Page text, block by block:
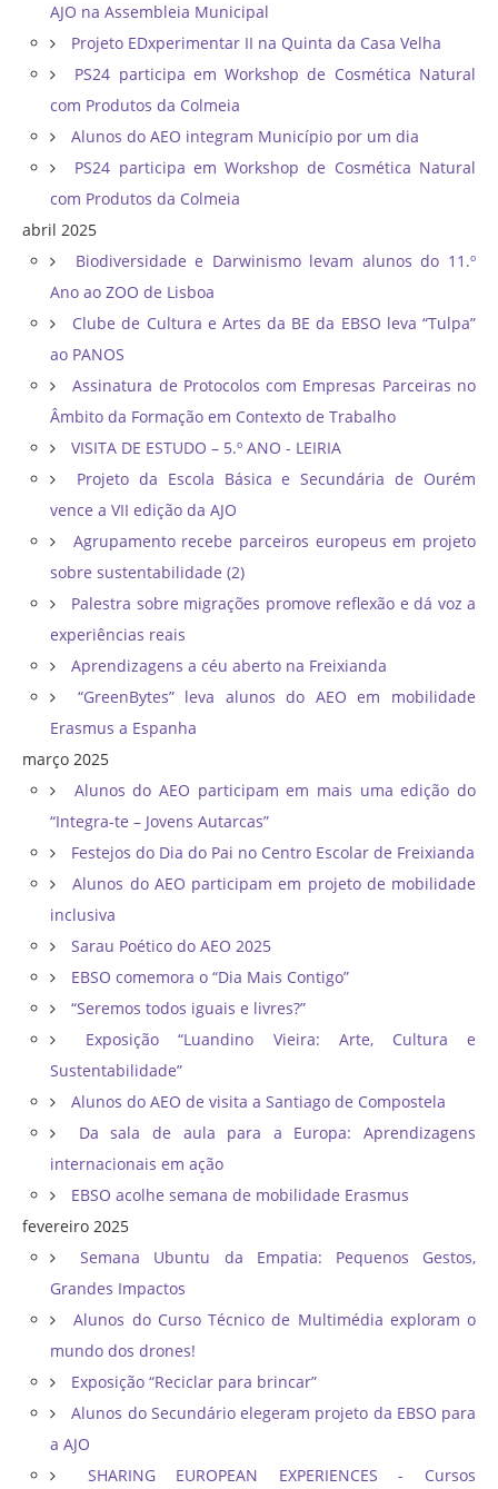
AJO na Assembleia Municipal
Projeto EDxperimentar II na Quinta da Casa Velha
PS24 participa em Workshop de Cosmética Natural
com Produtos da Colmeia
Alunos do AEO integram Município por um dia
PS24 participa em Workshop de Cosmética Natural
com Produtos da Colmeia
abril 2025
Biodiversidade e Darwinismo levam alunos do 11.º
Ano ao ZOO de Lisboa
Clube de Cultura e Artes da BE da EBSO leva “Tulpa”
ao PANOS
Assinatura de Protocolos com Empresas Parceiras no
Âmbito da Formação em Contexto de Trabalho
VISITA DE ESTUDO – 5.º ANO - LEIRIA
Projeto da Escola Básica e Secundária de Ourém
vence a VII edição da AJO
Agrupamento recebe parceiros europeus em projeto
sobre sustentabilidade (2)
Palestra sobre migrações promove reflexão e dá voz a
experiências reais
Aprendizagens a céu aberto na Freixianda
“GreenBytes” leva alunos do AEO em mobilidade
Erasmus a Espanha
março 2025
Alunos do AEO participam em mais uma edição do
“Integra-te – Jovens Autarcas”
Festejos do Dia do Pai no Centro Escolar de Freixianda
Alunos do AEO participam em projeto de mobilidade
inclusiva
Sarau Poético do AEO 2025
EBSO comemora o “Dia Mais Contigo”
“Seremos todos iguais e livres?”
Exposição “Luandino Vieira: Arte, Cultura e
Sustentabilidade”
Alunos do AEO de visita a Santiago de Compostela
Da sala de aula para a Europa: Aprendizagens
internacionais em ação
EBSO acolhe semana de mobilidade Erasmus
fevereiro 2025
Semana Ubuntu da Empatia: Pequenos Gestos,
Grandes Impactos
Alunos do Curso Técnico de Multimédia exploram o
mundo dos drones!
Exposição “Reciclar para brincar”
Alunos do Secundário elegeram projeto da EBSO para
a AJO
SHARING EUROPEAN EXPERIENCES - Cursos